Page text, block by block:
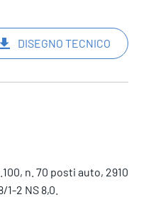
DISEGNO TECNICO
n. 70 posti auto, 2910
2 NS 8,0.